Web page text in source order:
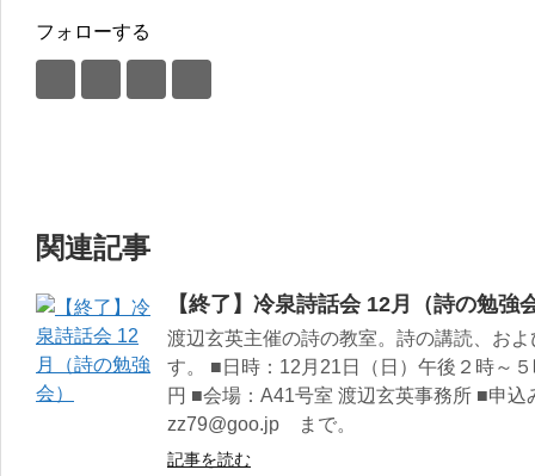
フォローする
関連記事
【終了】冷泉詩話会 12月（詩の勉強
渡辺玄英主催の詩の教室。詩の講読、お
す。 ■日時：12月21日（日）午後２時～
円 ■会場：A41号室 渡辺玄英事務所 ■申
zz79@goo.jp まで。
記事を読む